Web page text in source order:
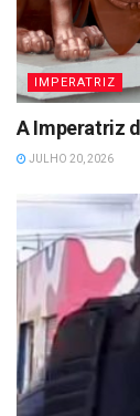
IMPERATRIZ
A Imperatriz
JULHO 20, 2026